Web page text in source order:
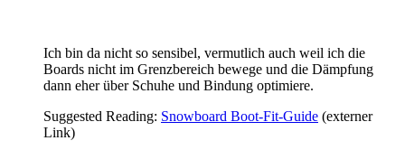
Ich bin da nicht so sensibel, vermutlich auch weil ich die
Boards nicht im Grenzbereich bewege und die Dämpfung
dann eher über Schuhe und Bindung optimiere.
Suggested Reading: Snowboard Boot-Fit-Guide (externer
Link)